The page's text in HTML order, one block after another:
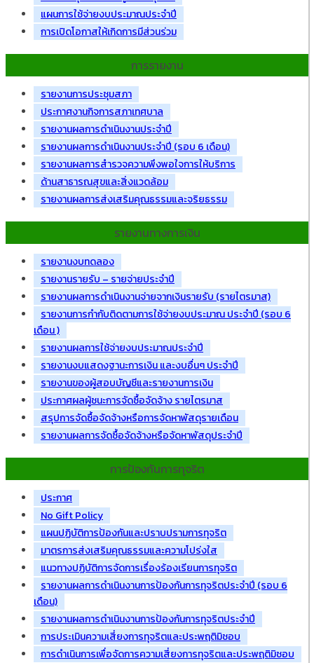
แผนการใช้จ่ายงบประมาณประจำปี
การเปิดโอกาสให้เกิดการมีส่วนร่วม
การรายงาน
รายงานการประชุมสภา
ประกาศงานกิจการสภาเทศบาล
รายงานผลการดำเนินงานประจำปี
รายงานผลการดำเนินงานประจำปี (รอบ 6 เดือน)
รายงานผลการสำรวจความพึงพอใจการให้บริการ
ด้านสาธารณสุขและสิ่งแวดล้อม
รายงานผลการส่งเสริมคุณธรรมและจริยธรรม
รายงานทางการเงิน
รายงานงบทดลอง
รายงานรายรับ – รายจ่ายประจำปี
รายงานผลการดำเนินงานจ่ายจากเงินรายรับ (รายไตรมาส)
รายงานการกำกับติดตามการใช้จ่ายงบประมาณ ประจำปี (รอบ 6
เดือน )
รายงานผลการใช้จ่ายงบประมาณประจำปี
รายงานงบแสดงฐานะการเงิน และงบอื่นๆ ประจำปี
รายงานของผู้สอบบัญชีและรายงานการเงิน
ประกาศผลผู้ชนะการจัดซื้อจัดจ้าง รายไตรมาส
สรุปการจัดซื้อจัดจ้างหรือการจัดหาพัสดุรายเดือน
รายงานผลการจัดซื้อจัดจ้างหรือจัดหาพัสดุประจำปี
การป้องกันการทุจริต
ประกาศ
No Gift Policy
แผนปฏิบัติการป้องกันและปราบปรามการทุจริต
มาตรการส่งเสริมคุณธรรมและความโปร่งใส
แนวทางปฏิบัติการจัดการเรื่องร้องเรียนการทุจริต
รายงานผลการดำเนินงานการป้องกันการทุจริตประจำปี (รอบ 6
เดือน)
รายงานผลการดำเนินงานการป้องกันการทุจริตประจำปี
การประเมินความเสี่ยงการทุจริตและประพฤติมิชอบ
การดำเนินการเพื่อจัดการความเสี่ยงการทุจริตและประพฤติมิชอบ